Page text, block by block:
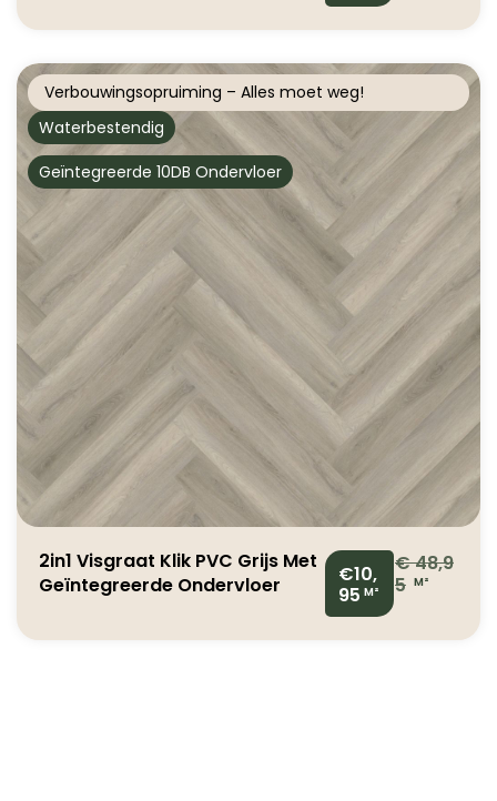
Verbouwingsopruiming – Alles moet weg!
Waterbestendig
Geïntegreerde 10DB Ondervloer
2in1 Visgraat Klik PVC Grijs Met
Geïntegreerde Ondervloer
€10,
95 M²
€48,9
5 M²